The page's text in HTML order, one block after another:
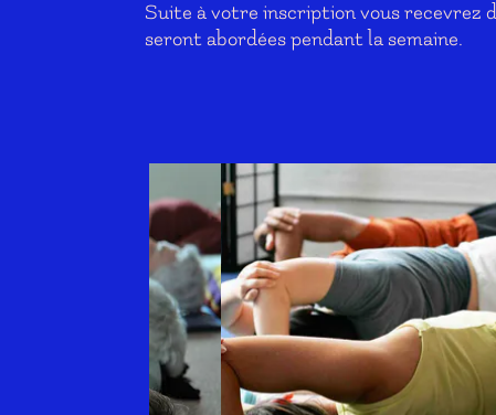
Suite à votre inscription vous recevrez
seront abordées pendant la semaine.